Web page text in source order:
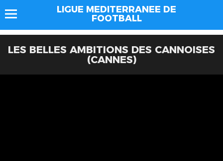
LIGUE MEDITERRANEE DE
FOOTBALL
LES BELLES AMBITIONS DES CANNOISES
(CANNES)